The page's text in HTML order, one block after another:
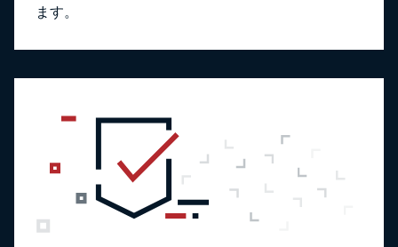
ます。